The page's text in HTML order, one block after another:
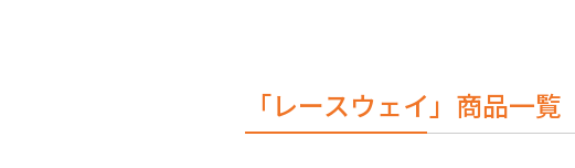
「レースウェイ」商品一覧